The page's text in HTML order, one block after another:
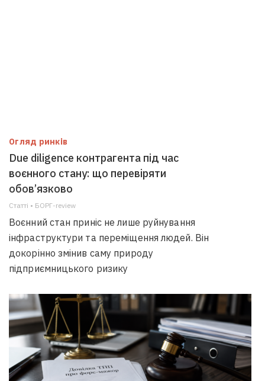
Огляд ринків
Due diligence контрагента під час
воєнного стану: що перевіряти
обов’язково
Статті • БОРГ-review
Воєнний стан приніс не лише руйнування
інфраструктури та переміщення людей. Він
докорінно змінив саму природу
підприємницького ризику